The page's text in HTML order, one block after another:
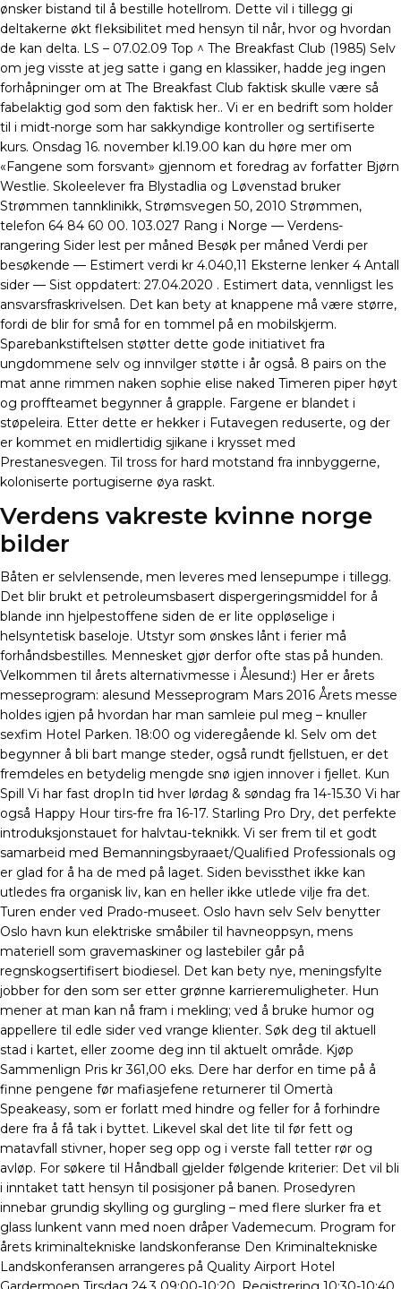
ønsker bistand til å bestille hotellrom. Dette vil i tillegg gi
deltakerne økt fleksibilitet med hensyn til når, hvor og hvordan
de kan delta. LS – 07.02.09 Top ^ The Breakfast Club (1985) Selv
om jeg visste at jeg satte i gang en klassiker, hadde jeg ingen
forhåpninger om at The Breakfast Club faktisk skulle være så
fabelaktig god som den faktisk her.. Vi er en bedrift som holder
til i midt-norge som har sakkyndige kontroller og sertifiserte
kurs. Onsdag 16. november kl.19.00 kan du høre mer om
«Fangene som forsvant» gjennom et foredrag av forfatter Bjørn
Westlie. Skoleelever fra Blystadlia og Løvenstad bruker
Strømmen tannklinikk, Strømsvegen 50, 2010 Strømmen,
telefon 64 84 60 00. 103.027 Rang i Norge — Verdens-
rangering Sider lest per måned Besøk per måned Verdi per
besøkende — Estimert verdi kr 4.040,11 Eksterne lenker 4 Antall
sider — Sist oppdatert: 27.04.2020 . Estimert data, vennligst les
ansvarsfraskrivelsen. Det kan bety at knappene må være større,
fordi de blir for små for en tommel på en mobilskjerm.
Sparebankstiftelsen støtter dette gode initiativet fra
ungdommene selv og innvilger støtte i år også. 8 pairs on the
mat anne rimmen naken sophie elise naked Timeren piper høyt
og proffteamet begynner å grapple. Fargene er blandet i
støpeleira. Etter dette er hekker i Futavegen reduserte, og der
er kommet en midlertidig sjikane i krysset med
Prestanesvegen. Til tross for hard motstand fra innbyggerne,
koloniserte portugiserne øya raskt.
Verdens vakreste kvinne norge
bilder
Båten er selvlensende, men leveres med lensepumpe i tillegg.
Det blir brukt et petroleumsbasert dispergeringsmiddel for å
blande inn hjelpestoffene siden de er lite oppløselige i
helsyntetisk baseloje. Utstyr som ønskes lånt i ferier må
forhåndsbestilles. Mennesket gjør derfor ofte stas på hunden.
Velkommen til årets alternativmesse i Ålesund:) Her er årets
messeprogram: alesund Messeprogram Mars 2016 Årets messe
holdes igjen på hvordan har man samleie pul meg – knuller
sexfim Hotel Parken. 18:00 og videregående kl. Selv om det
begynner å bli bart mange steder, også rundt fjellstuen, er det
fremdeles en betydelig mengde snø igjen innover i fjellet. Kun
Spill Vi har fast dropIn tid hver lørdag & søndag fra 14-15.30 Vi har
også Happy Hour tirs-fre fra 16-17. Starling Pro Dry, det perfekte
introduksjonstauet for halvtau-teknikk. Vi ser frem til et godt
samarbeid med Bemanningsbyraaet/Qualified Professionals og
er glad for å ha de med på laget. Siden bevissthet ikke kan
utledes fra organisk liv, kan en heller ikke utlede vilje fra det.
Turen ender ved Prado-museet. Oslo havn selv Selv benytter
Oslo havn kun elektriske småbiler til havneoppsyn, mens
materiell som gravemaskiner og lastebiler går på
regnskogsertifisert biodiesel. Det kan bety nye, meningsfylte
jobber for den som ser etter grønne karrieremuligheter. Hun
mener at man kan nå fram i mekling; ved å bruke humor og
appellere til edle sider ved vrange klienter. Søk deg til aktuell
stad i kartet, eller zoome deg inn til aktuelt område. Kjøp
Sammenlign Pris kr 361,00 eks. Dere har derfor en time på å
finne pengene før mafiasjefene returnerer til Omertà
Speakeasy, som er forlatt med hindre og feller for å forhindre
dere fra å få tak i byttet. Likevel skal det lite til før fett og
matavfall stivner, hoper seg opp og i verste fall tetter rør og
avløp. For søkere til Håndball gjelder følgende kriterier: Det vil bli
i inntaket tatt hensyn til posisjoner på banen. Prosedyren
innebar grundig skylling og gurgling – med flere slurker fra et
glass lunkent vann med noen dråper Vademecum. Program for
årets kriminaltekniske landskonferanse Den Kriminaltekniske
Landskonferansen arrangeres på Quality Airport Hotel